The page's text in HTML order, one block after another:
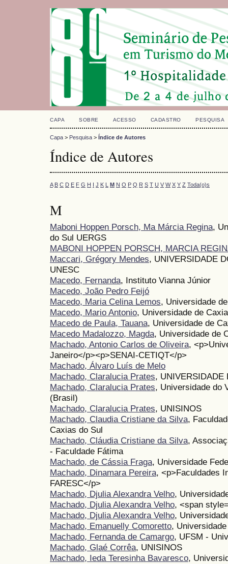
CAPA SOBRE ACESSO CADASTRO PESQUISA
Capa > Pesquisa > Índice de Autores
Índice de Autores
A B C D E F G H I J K L M N O P Q R S T U V W X Y Z Toda(o)s
M
Maboni Hoppen Porsch, Ma Márcia Regina,
do Sul UERGS
MABONI HOPPEN PORSCH, MARCIA
Maccari, Grégory Mendes, UNIVERSIDADE
UNESC
Macedo, Fernanda, Instituto Vianna Júnior
Macedo, João Pedro Feijó
Macedo, Maria Celina Lemos, Universidade
Macedo, Mario Antonio, Universidade de
Macedo de Paula, Tauana, Universidade de
Macedo Madalozzo, Magda, Universidade de
Machado, Antonio Carlos de Oliveira,
Janeiro</p><p>SENAI-CETIQT</p>
Machado, Álvaro Luís de Melo
Machado, Claralucia Prates, UNIVERSIDADE
Machado, Claralucia Prates, Universidade do
(Brasil)
Machado, Claralucia Prates, UNISINOS
Machado, Claudia Cristiane da Silva,
Caxias do Sul
Machado, Cláudia Cristiane da Silva,
- Faculdade Fátima
Machado, de Cássia Fraga, Universidade
Machado, Dinamara Pereira, <p>Faculdades
FARESC</p>
Machado, Djulia Alexandra Velho,
Machado, Djulia Alexandra Velho, <span
Machado, Djulia Alexandra Velho,
Machado, Emanuelly Comoretto,
Machado, Fernanda de Camargo, UFSM -
Machado, Glaé Corrêa, UNISINOS
Machado, Ieda Teresinha Bavaresco,